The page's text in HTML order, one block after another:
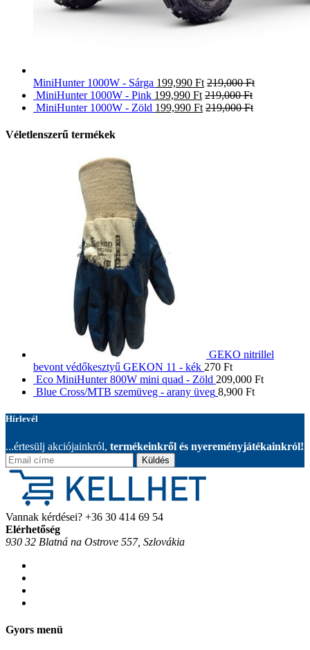
MiniHunter 1000W - Sárga 199,990 Ft 219,000Ft
MiniHunter 1000W - Pink 199,990 Ft 219,000Ft
MiniHunter 1000W - Zöld 199,990 Ft 219,000Ft
Véletlenszerű termékek
GEKO nitrillel
bevont védőkesztyű GEKON 11 - kék 270 Ft
Eco MiniHunter 800W mini quad - Zöld 209,000 Ft
Blue Cross/MTB szemüveg - arany üveg 8,900 Ft
Hírlevél
...értesülj akciójainkról, termékeinkről és nyereményjátékainkról!
Küldés
Vannak kérdései? +36 30 414 69 54
Elérhetőség
930 32 Blatná na Ostrove 557, Szlovákia
Gyors menü